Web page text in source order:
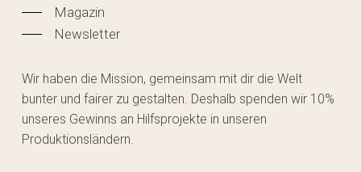
Magazin
Newsletter
Wir haben die Mission, gemeinsam mit dir die Welt
bunter und fairer zu gestalten. Deshalb spenden wir 10%
unseres Gewinns an Hilfsprojekte in unseren
Produktionsländern.